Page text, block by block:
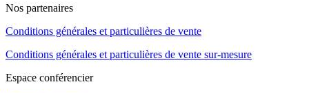
Nos partenaires
Conditions générales et particulières de vente
Conditions générales et particulières de vente sur-mesure
Espace conférencier